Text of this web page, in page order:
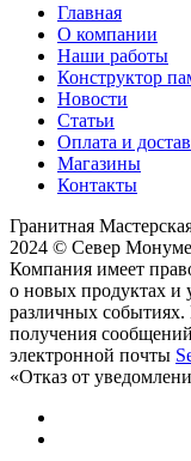
Главная
О компании
Наши работы
Конструктор
Новости
Статьи
Оплата и
Магазины
Контакты
Гранитная
2024 © Север
Компания имеет
о новых продуктах и
различных событиях.
получения
электронной почты
«Отказ от